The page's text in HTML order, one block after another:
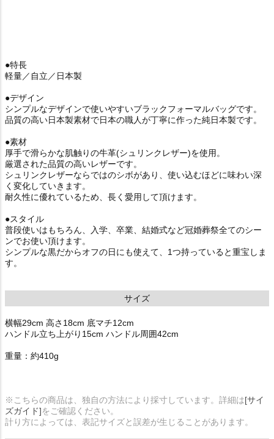
●特長
軽量／自立／日本製
●デザイン
シンプルなデザインで使いやすいブラックフォーマルバッグです。
品質の高い日本製素材で日本の職人が丁寧に作った純日本製です。
●素材
厚手で滑らかな肌触りの牛革(シュリンクレザー)を使用。
厳選された品質の高いレザーです。
シュリンクレザーならではのシボがあり、使い込むほどに味わい深
く変化していきます。
耐久性に優れているため、長く愛用して頂けます。
●スタイル
普段使いはもちろん、入学、卒業、結婚式など冠婚葬祭全てのシー
ンでお使い頂けます。
シンプルな黒だからオフの日にも使えて、1つ持っていると重宝しま
す。
サイズ
横幅29cm 高さ18cm 底マチ12cm
ハンドル立ち上がり15cm ハンドル周囲42cm
重量：約410g
※こちらの商品は、独自の方法により採寸しています。詳細は[サイ
ズガイド]をご確認ください。
計り方によっては、表記サイズと誤差が生じることがあります。